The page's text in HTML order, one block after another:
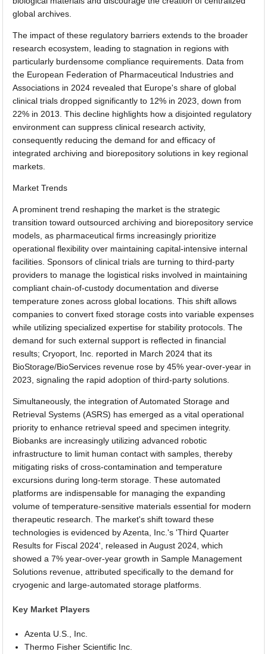
global archives.
The impact of these regulatory barriers extends to the broader
research ecosystem, leading to stagnation in regions with
particularly burdensome compliance requirements. Data from
the European Federation of Pharmaceutical Industries and
Associations in 2024 revealed that Europe's share of global
clinical trials dropped significantly to 12% in 2023, down from
22% in 2013. This decline highlights how a disjointed regulatory
environment can suppress clinical research activity,
consequently reducing the demand for and efficacy of
integrated archiving and biorepository solutions in key regional
markets.
Market Trends
A prominent trend reshaping the market is the strategic
transition toward outsourced archiving and biorepository service
models, as pharmaceutical firms increasingly prioritize
operational flexibility over maintaining capital-intensive internal
facilities. Sponsors of clinical trials are turning to third-party
providers to manage the logistical risks involved in maintaining
compliant chain-of-custody documentation and diverse
temperature zones across global locations. This shift allows
companies to convert fixed storage costs into variable expenses
while utilizing specialized expertise for stability protocols. The
demand for such external support is reflected in financial
results; Cryoport, Inc. reported in March 2024 that its
BioStorage/BioServices revenue rose by 45% year-over-year in
2023, signaling the rapid adoption of third-party solutions.
Simultaneously, the integration of Automated Storage and
Retrieval Systems (ASRS) has emerged as a vital operational
priority to enhance retrieval speed and specimen integrity.
Biobanks are increasingly utilizing advanced robotic
infrastructure to limit human contact with samples, thereby
mitigating risks of cross-contamination and temperature
excursions during long-term storage. These automated
platforms are indispensable for managing the expanding
volume of temperature-sensitive materials essential for modern
therapeutic research. The market's shift toward these
technologies is evidenced by Azenta, Inc.'s 'Third Quarter
Results for Fiscal 2024', released in August 2024, which
showed a 7% year-over-year growth in Sample Management
Solutions revenue, attributed specifically to the demand for
cryogenic and large-automated storage platforms.
Key Market Players
Azenta U.S., Inc.
Thermo Fisher Scientific Inc.